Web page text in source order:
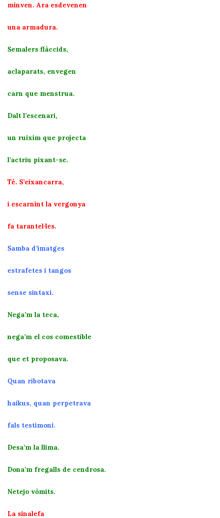
minven. Ara esdevenen
una armadura.
Semalers flàccids,
aclaparats, envegen
carn que menstrua.
Dalt l’escenari,
un ruixim que projecta
l’actriu pixant-se.
Té. S’eixancarra,
i escarnint la vergonya
fa tarantel·les.
Samba d’imatges
estrafetes i tangos
sense sintaxi.
Nega’m la teca,
nega’m el cos comestible
que et proposava.
Quan ribotava
haikus, quan perpetrava
fals testimoni.
Desa’m la llima.
Dona’m fregalls de cendrosa.
Netejo vòmits.
La sinalefa